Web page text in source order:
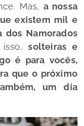
Mas, a nossa
existem mil e
dos Namorados
isso,solteiras e
é para vocês,
que o próximo
um dia